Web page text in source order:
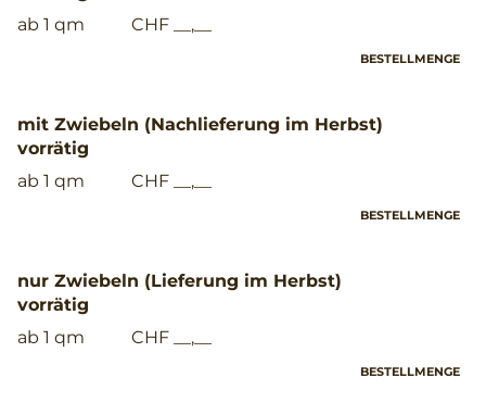
ab 1 qm
CHF __,__
BESTELLMENGE
mit Zwiebeln (Nachlieferung im Herbst)
vorrätig
ab 1 qm
CHF __,__
BESTELLMENGE
nur Zwiebeln (Lieferung im Herbst)
vorrätig
ab 1 qm
CHF __,__
BESTELLMENGE